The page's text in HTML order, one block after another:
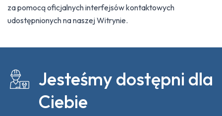
za pomocą oficjalnych interfejsów kontaktowych
udostępnionych na naszej Witrynie.
Jesteśmy dostępni dla
Ciebie